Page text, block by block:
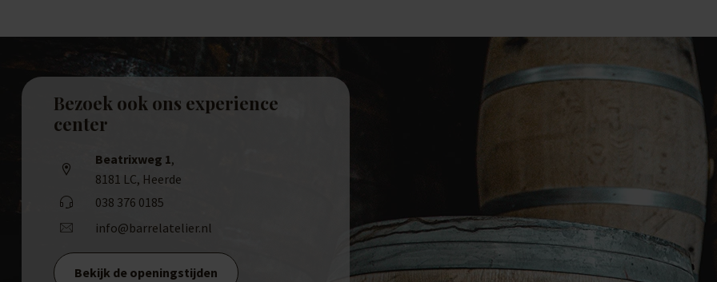
Bezoek ook ons experience
center
Beatrixweg 1,
8181 LC, Heerde
038 376 0185
info@barrelatelier.nl
Bekijk de openingstijden